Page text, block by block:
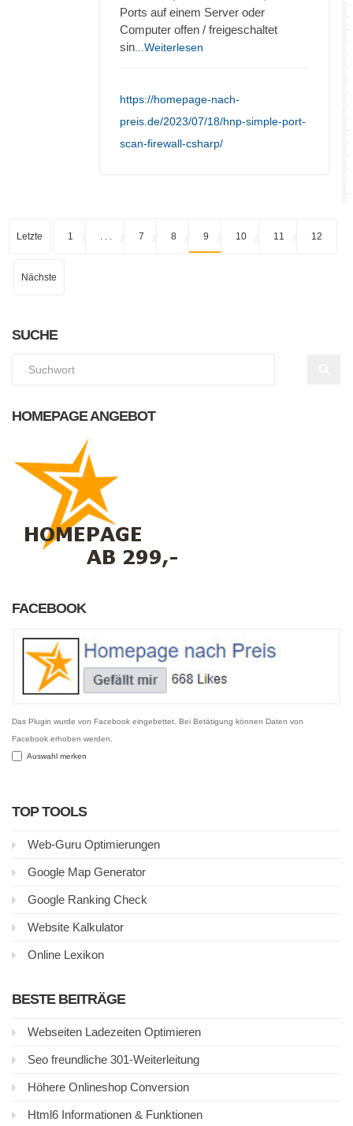
Ports auf einem Server oder
Computer offen / freigeschaltet
sin ...Weiterlesen
https://homepage-nach-
preis.de/2023/07/18/hnp-simple-port-
scan-firewall-csharp/
Letzte 1 7 8 9 10 11 12
Nächste
SUCHE
HOMEPAGE ANGEBOT
FACEBOOK
Das Plugin wurde von Facebook eingebettet. Bei Betätigung können Daten von
Facebook erhoben werden.
Auswahl merken
TOP TOOLS
Web-Guru Optimierungen
Google Map Generator
Google Ranking Check
Website Kalkulator
Online Lexikon
BESTE BEITRÄGE
Webseiten Ladezeiten Optimieren
Seo freundliche 301-Weiterleitung
Höhere Onlineshop Conversion
Html6 Informationen & Funktionen